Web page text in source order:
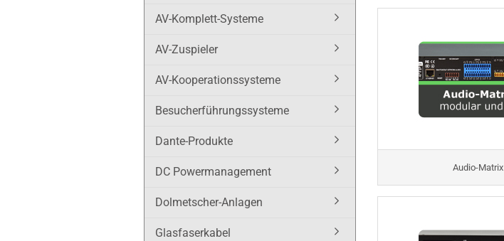
Audio-Matrix
AV-Komplett-Systeme
AV-Zuspieler
AV-Kooperationssysteme
Besucherführungssysteme
Dante-Produkte
DC Powermanagement
Dolmetscher-Anlagen
Glasfaserkabel